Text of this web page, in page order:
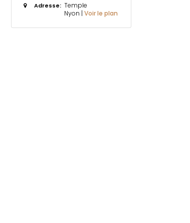
Adresse: Temple
Nyon | Voir le plan